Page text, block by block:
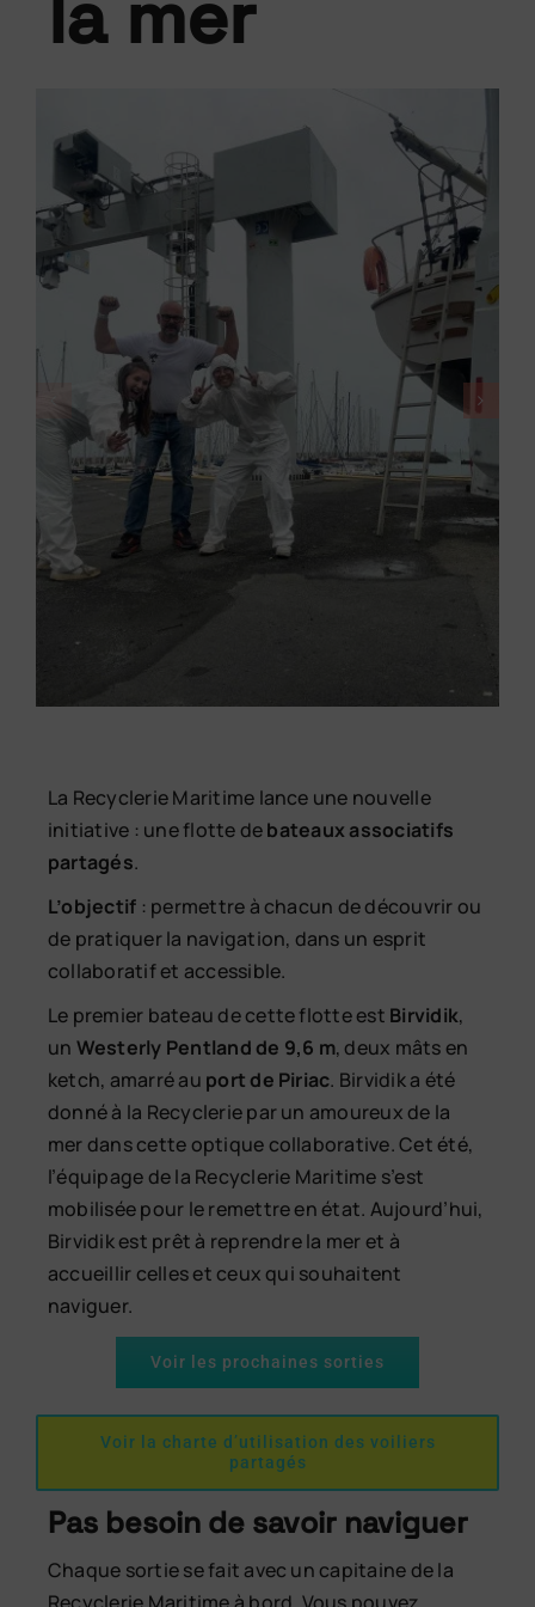
la mer
La Recyclerie Maritime lance une nouvelle
initiative : une flotte debateaux associatifs
partagés.
L’objectif : permettre à chacun de découvrir ou
de pratiquer la navigation, dans un esprit
collaboratif et accessible.
Le premier bateau de cette flotte est Birvidik,
un Westerly Pentland de 9,6 m, deux mâts en
ketch, amarré au port de Piriac. Birvidik a été
donné à la Recyclerie par un amoureux de la
mer dans cette optique collaborative. Cet été,
l’équipage de la Recyclerie Maritime s’est
mobilisée pour le remettre en état. Aujourd’hui,
Birvidik est prêt à reprendre la mer et à
accueillir celles et ceux qui souhaitent
naviguer.
Voir les prochaines sorties
Voir la charte d’utilisation des voiliers
partagés
Pas besoin de savoir naviguer
Chaque sortie se fait avec un capitaine de la